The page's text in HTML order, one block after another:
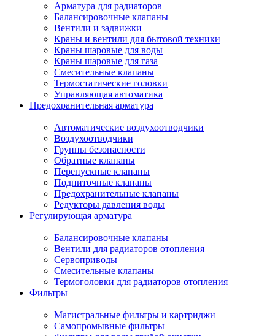
Арматура для радиаторов
Балансировочные клапаны
Вентили и задвижки
Краны и вентили для бытовой техники
Краны шаровые для воды
Краны шаровые для газа
Смесительные клапаны
Термостатические головки
Управляющая автоматика
Предохранительная арматура
Автоматические воздухоотводчики
Воздухоотводчики
Группы безопасности
Обратные клапаны
Перепускные клапаны
Подпиточные клапаны
Предохранительные клапаны
Редукторы давления воды
Регулирующая арматура
Балансировочные клапаны
Вентили для радиаторов отопления
Сервоприводы
Смесительные клапаны
Термоголовки для радиаторов отопления
Фильтры
Магистральные фильтры и картриджи
Самопромывные фильтры